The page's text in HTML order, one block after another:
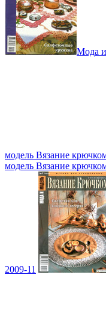
Мода
модель Вязание
модель Вязание
2009-11